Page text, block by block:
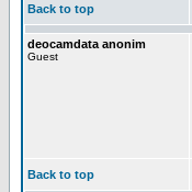
Back to top
deocamdata anonim
Guest
Back to top